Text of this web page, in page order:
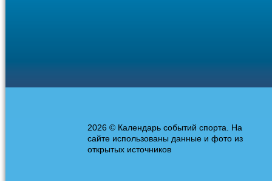
2026 © Календарь событий спорта. На
сайте использованы данные и фото из
открытых источников